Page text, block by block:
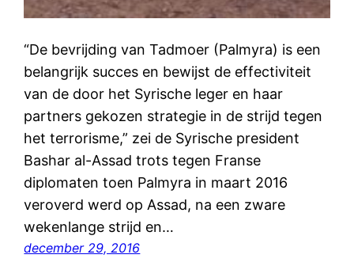
“De bevrijding van Tadmoer (Palmyra) is een
belangrijk succes en bewijst de effectiviteit
van de door het Syrische leger en haar
partners gekozen strategie in de strijd tegen
het terrorisme,” zei de Syrische president
Bashar al-Assad trots tegen Franse
diplomaten toen Palmyra in maart 2016
veroverd werd op Assad, na een zware
wekenlange strijd en…
december 29, 2016